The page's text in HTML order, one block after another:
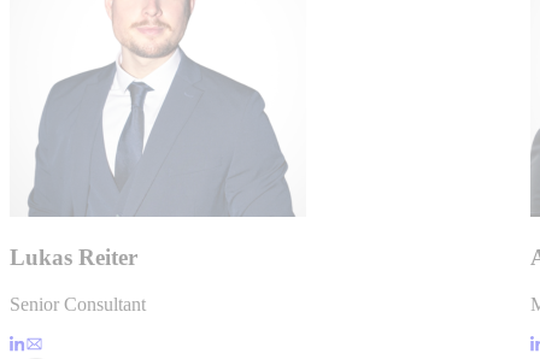
Lukas Reiter
Senior Consultant